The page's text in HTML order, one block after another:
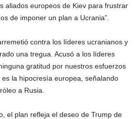
aliados europeos de Kiev para frustrar
de imponer un plan a Ucrania”.
contra los líderes ucranianos y
una tregua. Acusó a los líderes
gratitud por nuestros esfuerzos
la hipocresía europea, señalando
a Rusia.
el plan refleja el deseo de Trump de